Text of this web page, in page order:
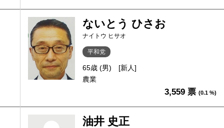
ないとう ひさお
ナイトウ ヒサオ
平和党
65歳 (男)
[新人]
農業
3,559 票 (0.1 %)
油井 史正